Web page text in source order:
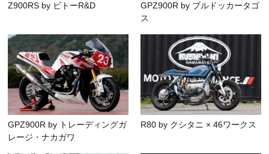
Z900RS by ビトーR&D
GPZ900R by ブルドッカータゴ
ス
GPZ900R by トレーディングガ
レージ・ナカガワ
R80 by クシタニ × 46ワークス